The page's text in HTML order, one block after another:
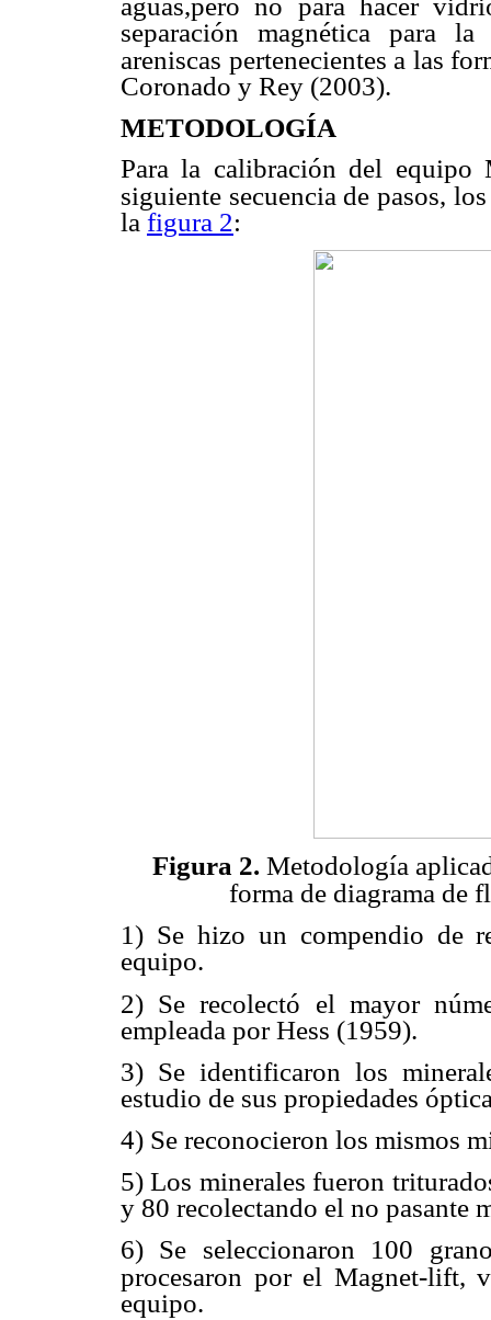
aguas,pero no para hacer
separación magnética para la
areniscas pertenecientes a las
Coronado y Rey (2003).
METODOLOGÍA
Para la calibración del equipo
siguiente secuencia de pasos,
la figura 2:
Figura 2. Metodología
forma de diagrama de
1) Se hizo un compendio de
equipo.
2) Se recolectó el mayor
empleada por Hess (1959).
3) Se identificaron los
estudio de sus propiedades
4) Se reconocieron los mismos
5) Los minerales fueron
y 80 recolectando el no pasante
6) Se seleccionaron 100
procesaron por el Magnet-lift,
equipo.